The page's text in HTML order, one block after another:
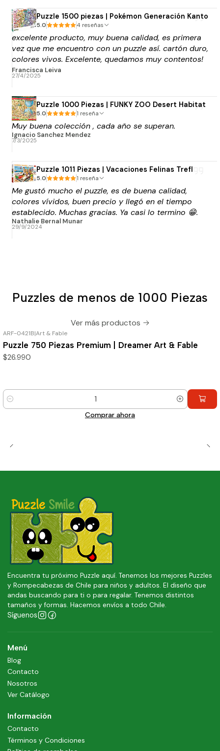
Puzzle 1500 piezas | Pokémon Generación Kanto
5.0 4 reseñas
excelente producto, muy buena calidad, es primera
vez que me encuentro con un puzzle así. cartón duro,
colores vivos. Excelente, quedamos muy contentos!
y la atención tb. Lo compre super encima de la
fecha que lo necesitaba y solicite el envio rápido y
bien. Muchas gracias!
Francisca Leiva
27/4/2025
Puzzle 1000 Piezas | FUNKY ZOO Desert Habitat
5.0 1 reseña
Muy buena colección , cada año se superan.
Ignacio Sanchez Mendez
7/3/2025
Puzzle 1011 Piezas | Vacaciones Felinas Trefl
5.0 1 reseña
Me gustó mucho el puzzle, es de buena calidad,
colores vívidos, buen precio y llegó en el tiempo
establecido. Muchas gracias. Ya casi lo termino 😁.
Nathalie Bernal Munar
29/9/2024
Puzzles de menos de 1000 Piezas
Ver más productos
ARF-0421B|Art & Fable
Puzzle 750 Piezas Premium | Dreamer Art & Fable
$26.990
Cantidad
Comprar ahora
Encuentra tu próximo Puzzle aquí. Tenemos los mejores Puzzles
y Rompecabezas de Chile para niños y adultos. El diseño que
andas buscando para ti o para regalar. Tenemos distintos
tamaños y formas. Hacemos envíos a todo Chile.
Síguenos
Menú
Blog
Contacto
Nosotros
Ver Catálogo
Información
Contacto
Términos y Condiciones